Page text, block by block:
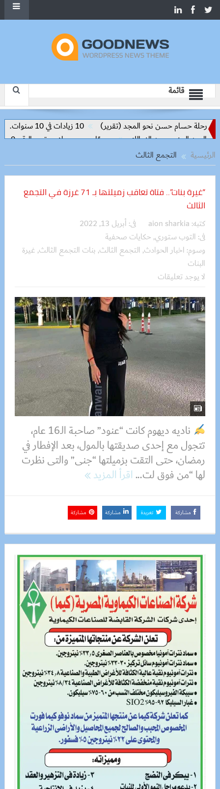
قائمة
رحلة حسام حسن نحو المجد (تقرير)
10 زيادات في 10 سنوات.. هل حان الوقت لرفع دعم البنزين نهائيا؟
رسميًا.. محمد صلاح يرتدي الرقم 10 مع طرابزون سبور ويبعث أول رسالة للجماهير
الرئيسية
التجمع الثالث
“غيرة بنات”.. فتاة تعاقب زميلتها بـ 71 غرزة في التجمع
الثالث
كتبه: aion sharkia فى: أبريل 13, 2022
فى: التوب ستوري, حكايات صحفية
وسوم: اخبار الحوادث, التجمع الثالث, بنات التجمع الثالث, غيرة
البنات
لا يوجد تعليقات
ناديه ديهوم كانت “عنود” صاحبة الـ16 عام،
تتجول مع إحدى صديقتها بالمول، بعد الإفطار في
رمضان، حتى التقت بزميلتها “جنى” والتى نظرت
لها “من فوق لت...اقرأ المزيد
مشاركة تغريدة مشاركة مشاركة